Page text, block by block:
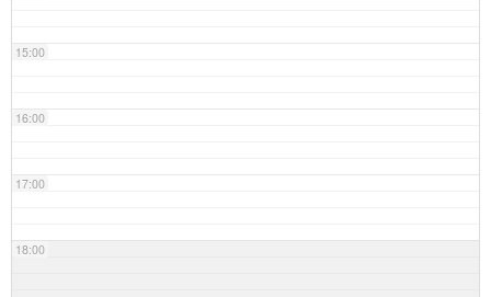
15:00
16:00
17:00
18:00